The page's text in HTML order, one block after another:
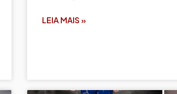
LEIA MAIS »